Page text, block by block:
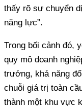
thấy rõ sự chuyển
năng lực”.
Trong bối cảnh đó,
quy mô doanh
trưởng, khả năng
chuỗi giá trị toàn
thành một khu vực